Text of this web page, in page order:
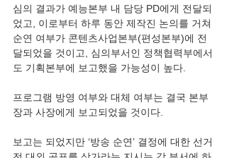
심의 결과가 예능본부 내 담당 PD에게 전달되
었고, 이로부터 하루 동안 제작진 논의를 거쳐
순연 여부가 콘텐츠사업본부(편성본부)에 전
달되었을 것이고, 심의부서인 정책협력부에서
도 기획본부에 보고했을 가능성이 높다.
프로그램 방영 여부와 대체 여부는 결국 본부
장과 사장에게 보고되었을 것이다.
보고는 되었지만 ‘방송 순연’ 결정에 대한 선거